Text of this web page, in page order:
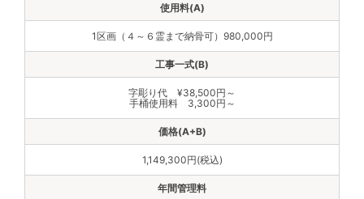
1区画（４～６霊まで納骨可）980,000円
字彫り代 ¥38,500円～
手桶使用料 3,300円～
1,149,300円(税込)